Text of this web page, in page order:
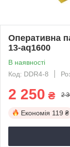
Оперативна
13-aq1600
В наявності
Код: DDR4-8
2 250 ₴ 2
Економія 119 ₴